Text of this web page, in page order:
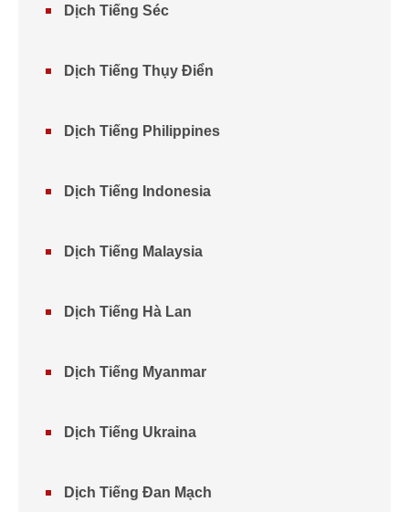
Dịch Tiếng Séc
Dịch Tiếng Thụy Điển
Dịch Tiếng Philippines
Dịch Tiếng Indonesia
Dịch Tiếng Malaysia
Dịch Tiếng Hà Lan
Dịch Tiếng Myanmar
Dịch Tiếng Ukraina
Dịch Tiếng Đan Mạch